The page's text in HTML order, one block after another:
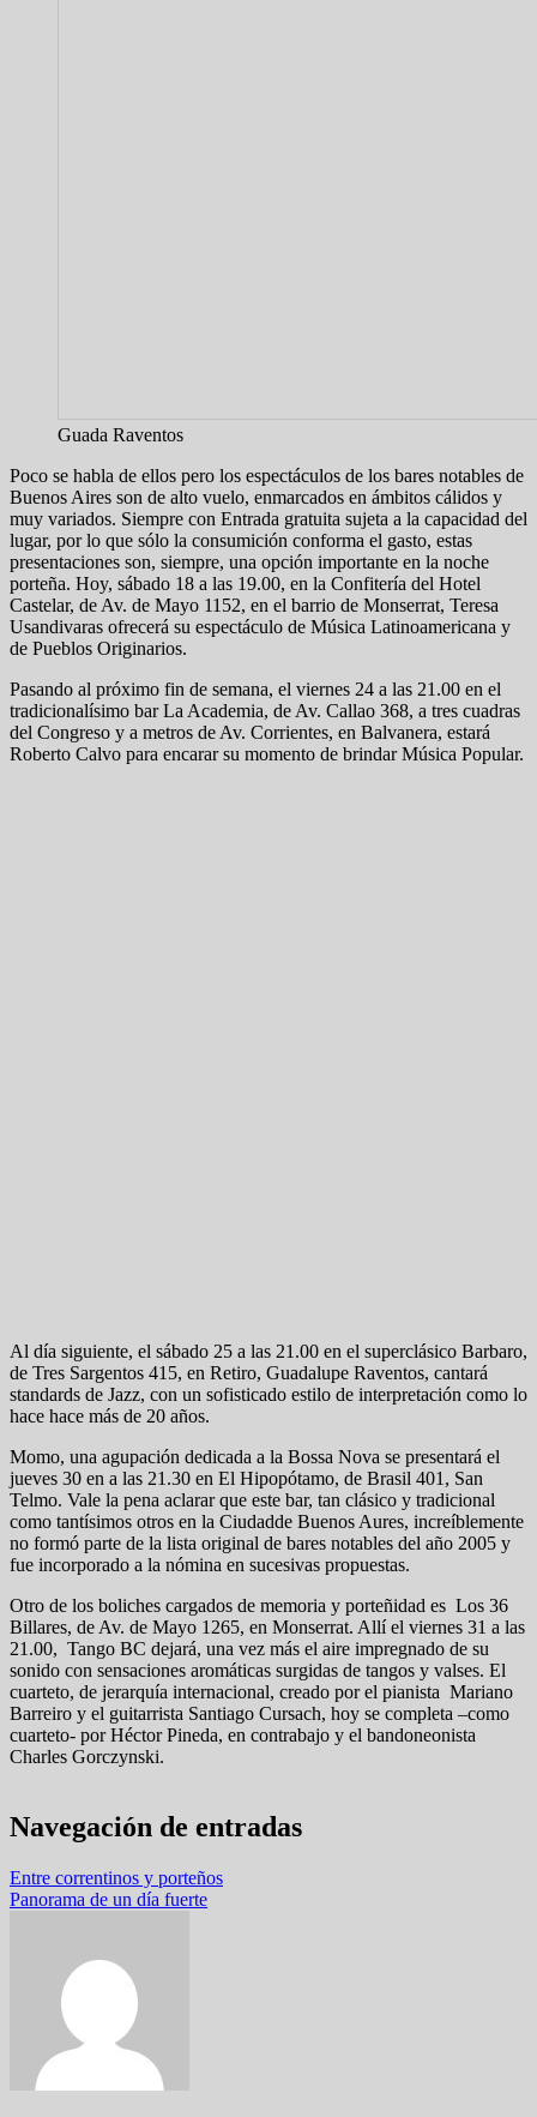
Guada Raventos
Poco se habla de ellos pero los espectáculos de los bares notables de
Buenos Aires son de alto vuelo, enmarcados en ámbitos cálidos y
muy variados. Siempre con Entrada gratuita sujeta a la capacidad del
lugar, por lo que sólo la consumición conforma el gasto, estas
presentaciones son, siempre, una opción importante en la noche
porteña. Hoy, sábado 18 a las 19.00, en la Confitería del Hotel
Castelar, de Av. de Mayo 1152, en el barrio de Monserrat, Teresa
Usandivaras ofrecerá su espectáculo de Música Latinoamericana y
de Pueblos Originarios.
Pasando al próximo fin de semana, el viernes 24 a las 21.00 en el
tradicionalísimo bar La Academia, de Av. Callao 368, a tres cuadras
del Congreso y a metros de Av. Corrientes, en Balvanera, estará
Roberto Calvo para encarar su momento de brindar Música Popular.
Al día siguiente, el sábado 25 a las 21.00 en el superclásico Barbaro,
de Tres Sargentos 415, en Retiro, Guadalupe Raventos, cantará
standards de Jazz, con un sofisticado estilo de interpretación como lo
hace hace más de 20 años.
Momo, una agupación dedicada a la Bossa Nova se presentará el
jueves 30 en a las 21.30 en El Hipopótamo, de Brasil 401, San
Telmo. Vale la pena aclarar que este bar, tan clásico y tradicional
como tantísimos otros en la Ciudadde Buenos Aures, increíblemente
no formó parte de la lista original de bares notables del año 2005 y
fue incorporado a la nómina en sucesivas propuestas.
Otro de los boliches cargados de memoria y porteñidad es Los 36
Billares, de Av. de Mayo 1265, en Monserrat. Allí el viernes 31 a las
21.00, Tango BC dejará, una vez más el aire impregnado de su
sonido con sensaciones aromáticas surgidas de tangos y valses. El
cuarteto, de jerarquía internacional, creado por el pianista Mariano
Barreiro y el guitarrista Santiago Cursach, hoy se completa –como
cuarteto- por Héctor Pineda, en contrabajo y el bandoneonista
Charles Gorczynski.
Navegación de entradas
Entre correntinos y porteños
Panorama de un día fuerte